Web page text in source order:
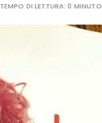
TEMPO DI LETTURA: 0 MINUTO